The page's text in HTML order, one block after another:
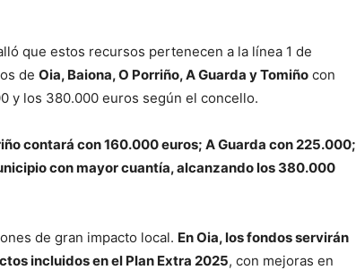
que estos recursos pertenecen a la línea 1 de
de Oia, Baiona, O Porriño, A Guarda y Tomiño con
y los 380.000 euros según el concello.
contará con 160.000 euros; A Guarda con 225.000;
con mayor cuantía, alcanzando los 380.000
de gran impacto local. En Oia, los fondos servirán
incluidos en el Plan Extra 2025, con mejoras en